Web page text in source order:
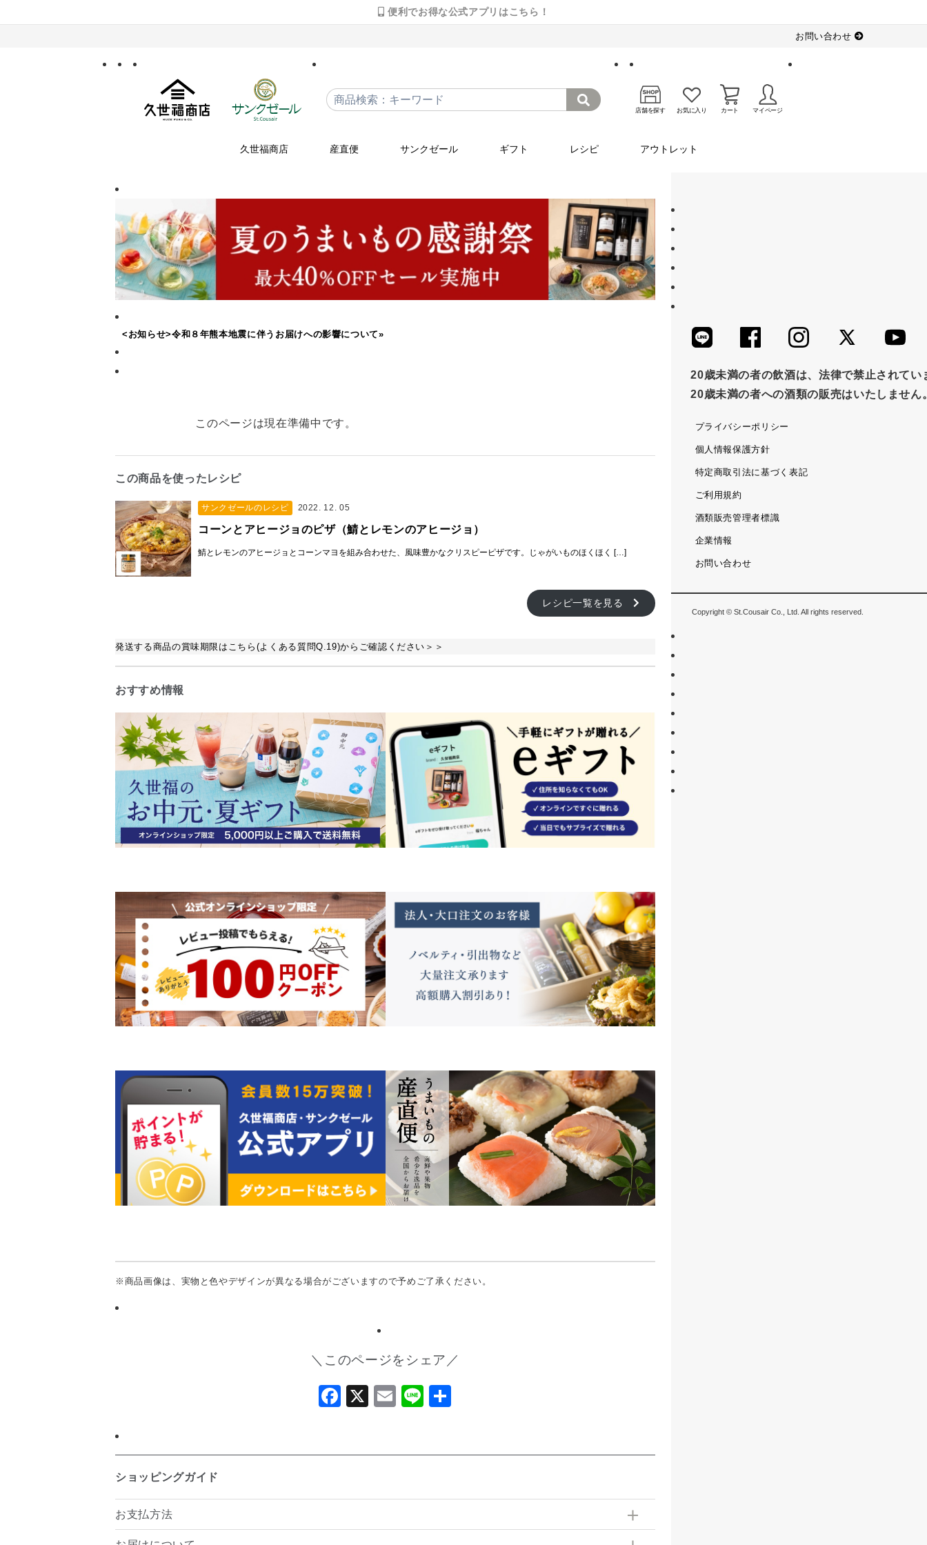
便利でお得な公式アプリはこちら！
お問い合わせ
店舗を探す お気に入り カート マイページ
久世福商店 産直便 サンクゼール ギフト レシピ アウトレット
<お知らせ>令和８年熊本地震に伴うお届けへの影響について»
このページは現在準備中です。
この商品を使ったレシピ
サンクゼールのレシピ 2022. 12. 05
コーンとアヒージョのピザ（鯖とレモンのアヒージョ）
鯖とレモンのアヒージョとコーンマヨを組み合わせた、風味豊かなクリスピーピザです。じゃがいものほくほく […]
レシピ一覧を見る
発送する商品の賞味期限はこちら(よくある質問Q.19)からご確認ください＞＞
おすすめ情報
※商品画像は、実物と色やデザインが異なる場合がございますので予めご了承ください。
＼このページをシェア／
Facebook
X Email
Line
ショッピングガイド
お支払方法
20歳未満の者の飲酒は、法律で禁止されてい
20歳未満の者への酒類の販売はいたしません
プライバシーポリシー
個人情報保護方針
特定商取引法に基づく表記
ご利用規約
酒類販売管理者標識
企業情報
お問い合わせ
Copyright © St.Cousair Co., Ltd. All rights reserved.